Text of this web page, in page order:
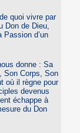
quoi vivre par
Don de Dieu,
Passion d’un
donne : Sa
Son Corps, Son
où il règne pour
devenus
échappe à
du Don